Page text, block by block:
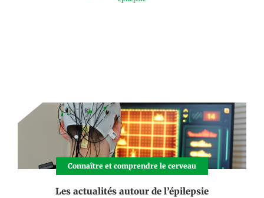
Connaître et comprendre le cerveau
Les actualités autour de l’épilepsie